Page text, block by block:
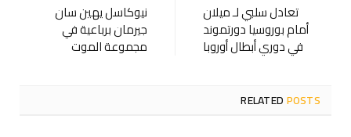
تعادل سلبي لـ ميلان
أمام بوروسيا دورتموند
في دوري أبطال أوروبا
نيوكاسل يهين سان
جيرمان برباعية في
مجموعة الموت
RELATEDPOSTS